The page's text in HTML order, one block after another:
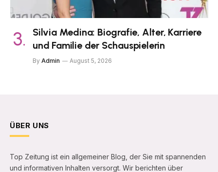
Silvia Medina: Biografie, Alter, Karriere
und Familie der Schauspielerin
By Admin August 5, 2026
ÜBER UNS
Top Zeitung ist ein allgemeiner Blog, der Sie mit spannenden
und informativen Inhalten versorgt. Wir berichten über